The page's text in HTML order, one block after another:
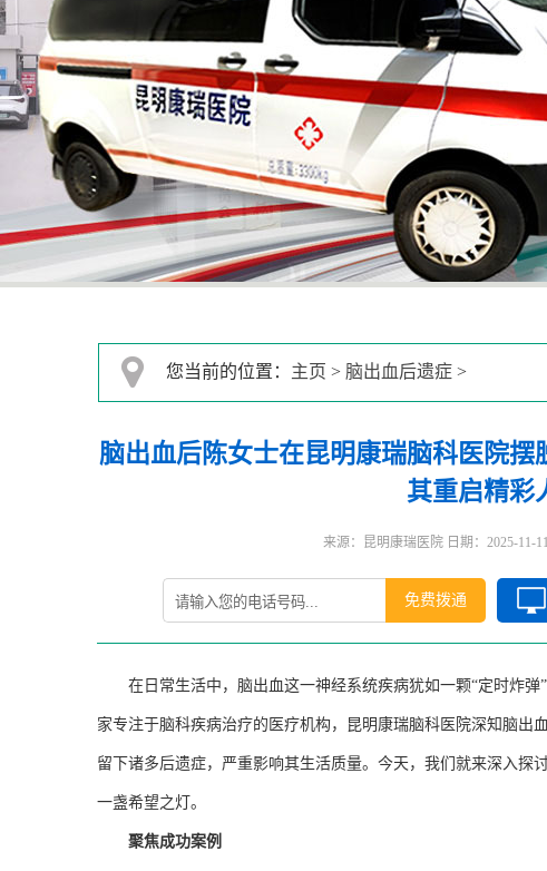
您当前的位置： 主页 > 脑出血后遗症 >
脑出血后陈女士在昆明康瑞脑科医院
其重启精彩
来源：昆明康瑞医院 日期：2025-11-
免费拨通
在日常生活中，脑出血这一神经系统疾病犹如一颗“定时炸弹
家专注于脑科疾病治疗的医疗机构，昆明康瑞脑科医院深知脑出
留下诸多后遗症，严重影响其生活质量。今天，我们就来深入探
一盏希望之灯。
聚焦成功案例